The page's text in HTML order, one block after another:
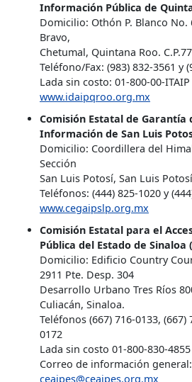
Información Pública de
Domicilio: Othón P. Blanco No.
Bravo,
Chetumal, Quintana Roo.
Teléfono/Fax: (983) 832-3561 y
Lada sin costo: 01-800-00-ITAIP
www.idaipqroo.org.mx
Comisión Estatal de Garantía
Información de San Luis
Domicilio: Coordillera del
Sección
San Luis Potosí, San Luis
Teléfonos: (444) 825-1020 y
www.cegaipslp.org.mx
Comisión Estatal para el
Pública del Estado de Sinaloa
Domicilio: Edificio Country
2911 Pte. Desp. 304
Desarrollo Urbano Tres Ríos
Culiacán, Sinaloa.
Teléfonos (667) 716-0133, (667)
0172
Lada sin costo 01-800-830-4855
Correo de información general:
ceaipes@ceaipes.org.mx